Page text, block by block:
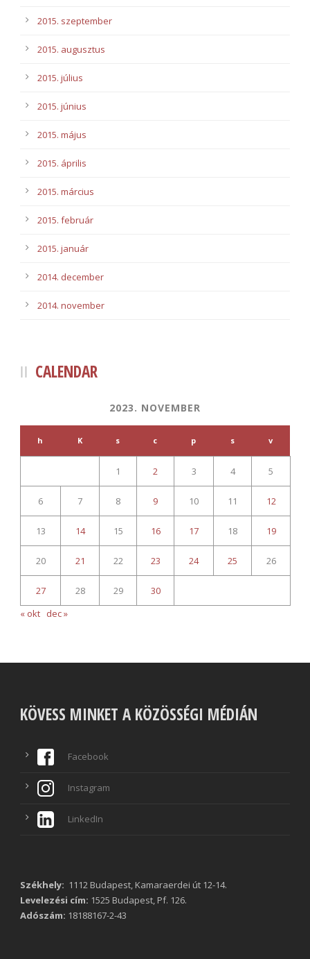
2015. szeptember
2015. augusztus
2015. július
2015. június
2015. május
2015. április
2015. március
2015. február
2015. január
2014. december
2014. november
CALENDAR
2023. NOVEMBER
h K s c p s v
1 2 3 4 5
6 7 8 9 10 11 12
13 14 15 16 17 18 19
20 21 22 23 24 25 26
27 28 29
30
« okt dec »
KÖVESS MINKET A KÖZÖSSÉGI MÉDIÁN
Facebook
Instagram
LinkedIn
Székhely: 1112 Budapest, Kamaraerdei út 12-14.
Levelezési cím: 1525 Budapest, Pf. 126.
Adószám: 18188167-2-43